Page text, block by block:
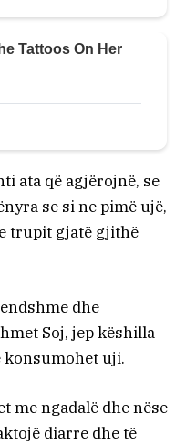
ata që agjërojnë, se
se si ne pimë ujë,
trupit gjatë gjithë
dhe
Soj, jep këshilla
konsumohet uji.
me ngadalë dhe nëse
diarre dhe të